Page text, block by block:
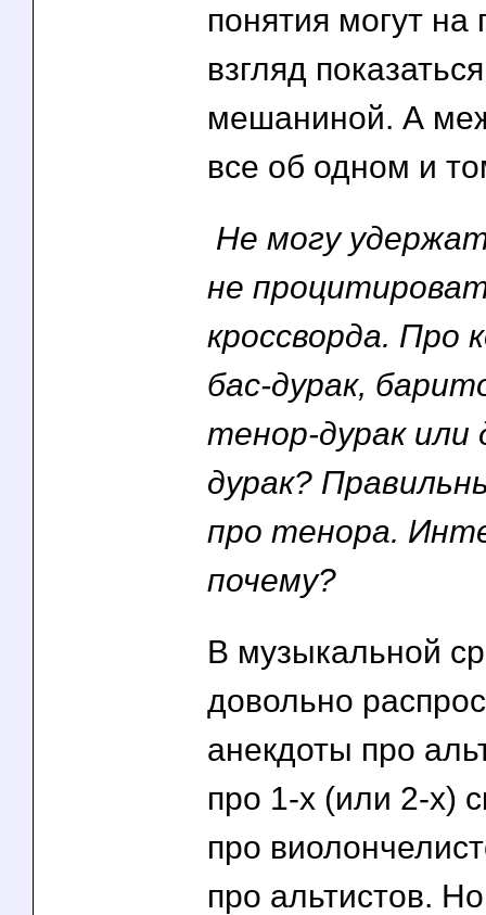
понятия могут на
взгляд
мешаниной. А
все об одном и
Не могу
не
кроссворда. Про
бас-дурак,
тенор-дурак или
дурак?
про тенора.
почему?
В музыкальной
довольно
анекдоты про
про 1-х (или 2-х)
про
про альтистов.